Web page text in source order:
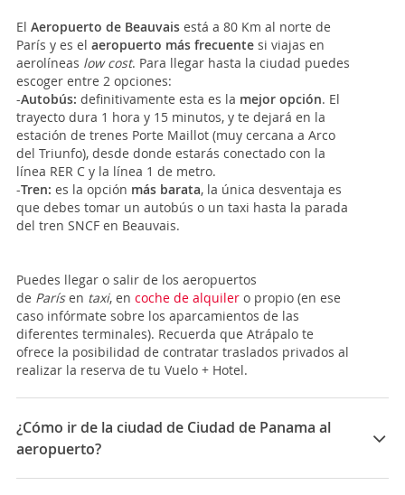
El Aeropuerto de Beauvais está a 80 Km al norte de
París y es el aeropuerto más frecuente si viajas en
aerolíneas low cost. Para llegar hasta la ciudad puedes
escoger entre 2 opciones:
-Autobús: definitivamente esta es la mejor opción. El
trayecto dura 1 hora y 15 minutos, y te dejará en la
estación de trenes Porte Maillot (muy cercana a Arco
del Triunfo), desde donde estarás conectado con la
línea RER C y la línea 1 de metro.
-Tren: es la opción más barata, la única desventaja es
que debes tomar un autobús o un taxi hasta la parada
del tren SNCF en Beauvais.
Puedes llegar o salir de los aeropuertos
de Parísen taxi, en coche de alquiler o propio (en ese
caso infórmate sobre los aparcamientos de las
diferentes terminales). Recuerda que Atrápalo te
ofrece la posibilidad de contratar traslados privados al
realizar la reserva de tu Vuelo + Hotel.
¿Cómo ir de la ciudad de Ciudad de Panama al
aeropuerto?
Para llegar aCiudad de Panamálo podrás hacer a